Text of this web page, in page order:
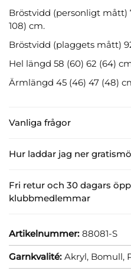
Vanliga frågor
Hur laddar jag ner
Fri retur och 30 dagars
klubbmedlemmar
Bröstvidd (personligt mått)
108) cm.
Bröstvidd (plaggets mått) 92
Hel längd 58 (60) 62 (64)
Ärmlängd 45 (46) 47 (48)
Artikelnummer: 88081-S
Garnkvalité: Akryl, Bomull,